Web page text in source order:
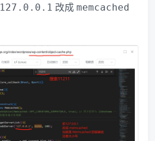
127.0.0.1 改成 memcached